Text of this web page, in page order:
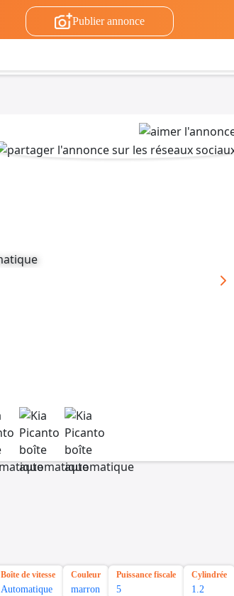
Publier annonce
Boîte de vitesse
Automatique
Couleur
marron
Puissance fiscale
5
Cylindrée
1.2